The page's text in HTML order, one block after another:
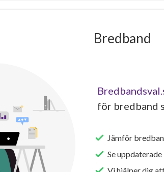
Bredband
för bredband
Jämför
Se